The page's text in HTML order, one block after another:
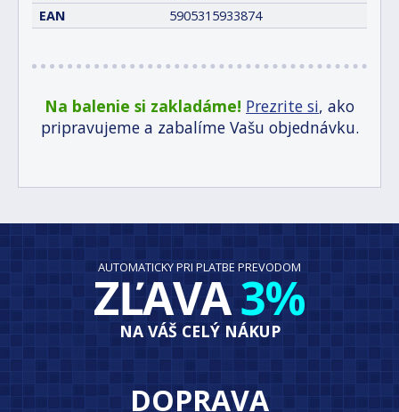
EAN
5905315933874
Na balenie si zakladáme! Prezrite si, ako
pripravujeme a zabalíme Vašu objednávku.
AUTOMATICKY PRI PLATBE PREVODOM
ZĽAVA3%
NA VÁŠ CELÝ NÁKUP
DOPRAVA